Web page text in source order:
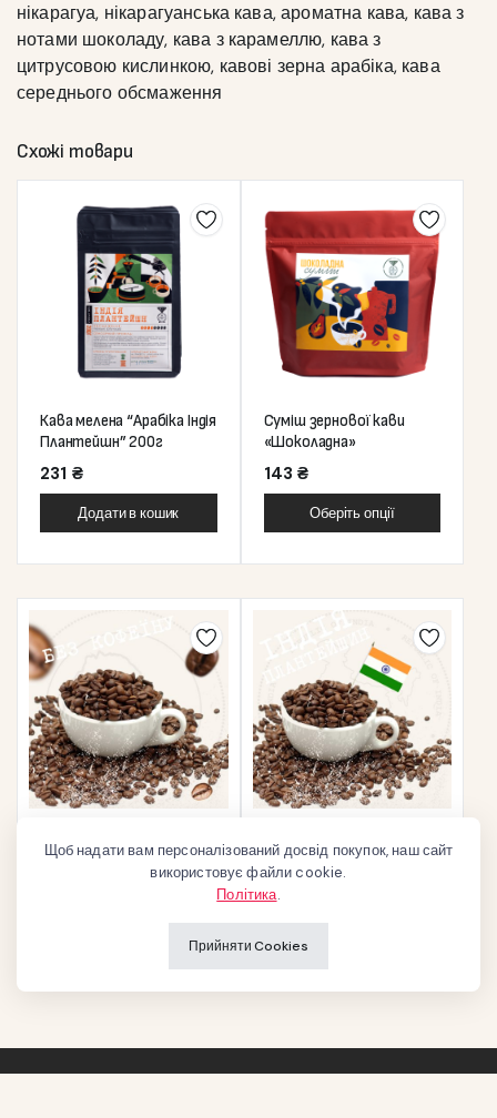
нікарагуа, нікарагуанська кава, ароматна кава, кава з
нотами шоколаду, кава з карамеллю, кава з
цитрусовою кислинкою, кавові зерна арабіка, кава
середнього обсмаження
Схожі товари
Кава мелена “Арабіка Індія
Плантейшн” 200г
231 ₴
Додати в кошик
Суміш зернової кави
«Шоколадна»
143₴
Оберіть опції
Колумбія Ексельсо” (без
Індія Плантейшн”
120
Щоб надати вам персоналізований досвід покупок, наш сайт
використовує файли cookie.
Політика.
Прийняти Cookies